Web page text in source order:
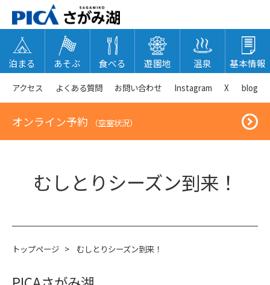
泊まる あそぶ 食べる 遊園地 温泉 基本情報
アクセス よくある質問 お問い合わせ Instagram X blog
オンライン予約 （空室状況）
むしとりシーズン到来！
トップページ > むしとりシーズン到来！